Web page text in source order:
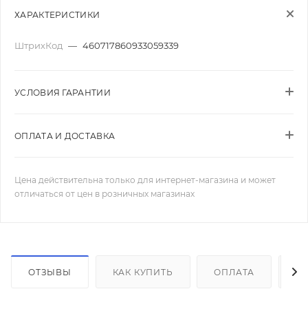
ХАРАКТЕРИСТИКИ
ШтрихКод — 460717860933059339
УСЛОВИЯ ГАРАНТИИ
ОПЛАТА И ДОСТАВКА
Цена действительна только для интернет-магазина и может
отличаться от цен в розничных магазинах
ОТЗЫВЫ КАК КУПИТЬ ОПЛАТА